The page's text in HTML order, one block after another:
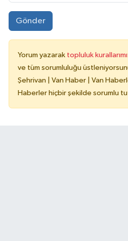
Gönder
Yorum yazarak topluluk
ve tüm sorumluluğu
Şehrivan | Van Haber | Van
Haberler hiçbir şekilde sorumlu